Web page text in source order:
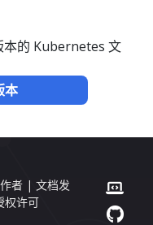
本的 Kubernetes 文
本
者 | 文档发
权许可